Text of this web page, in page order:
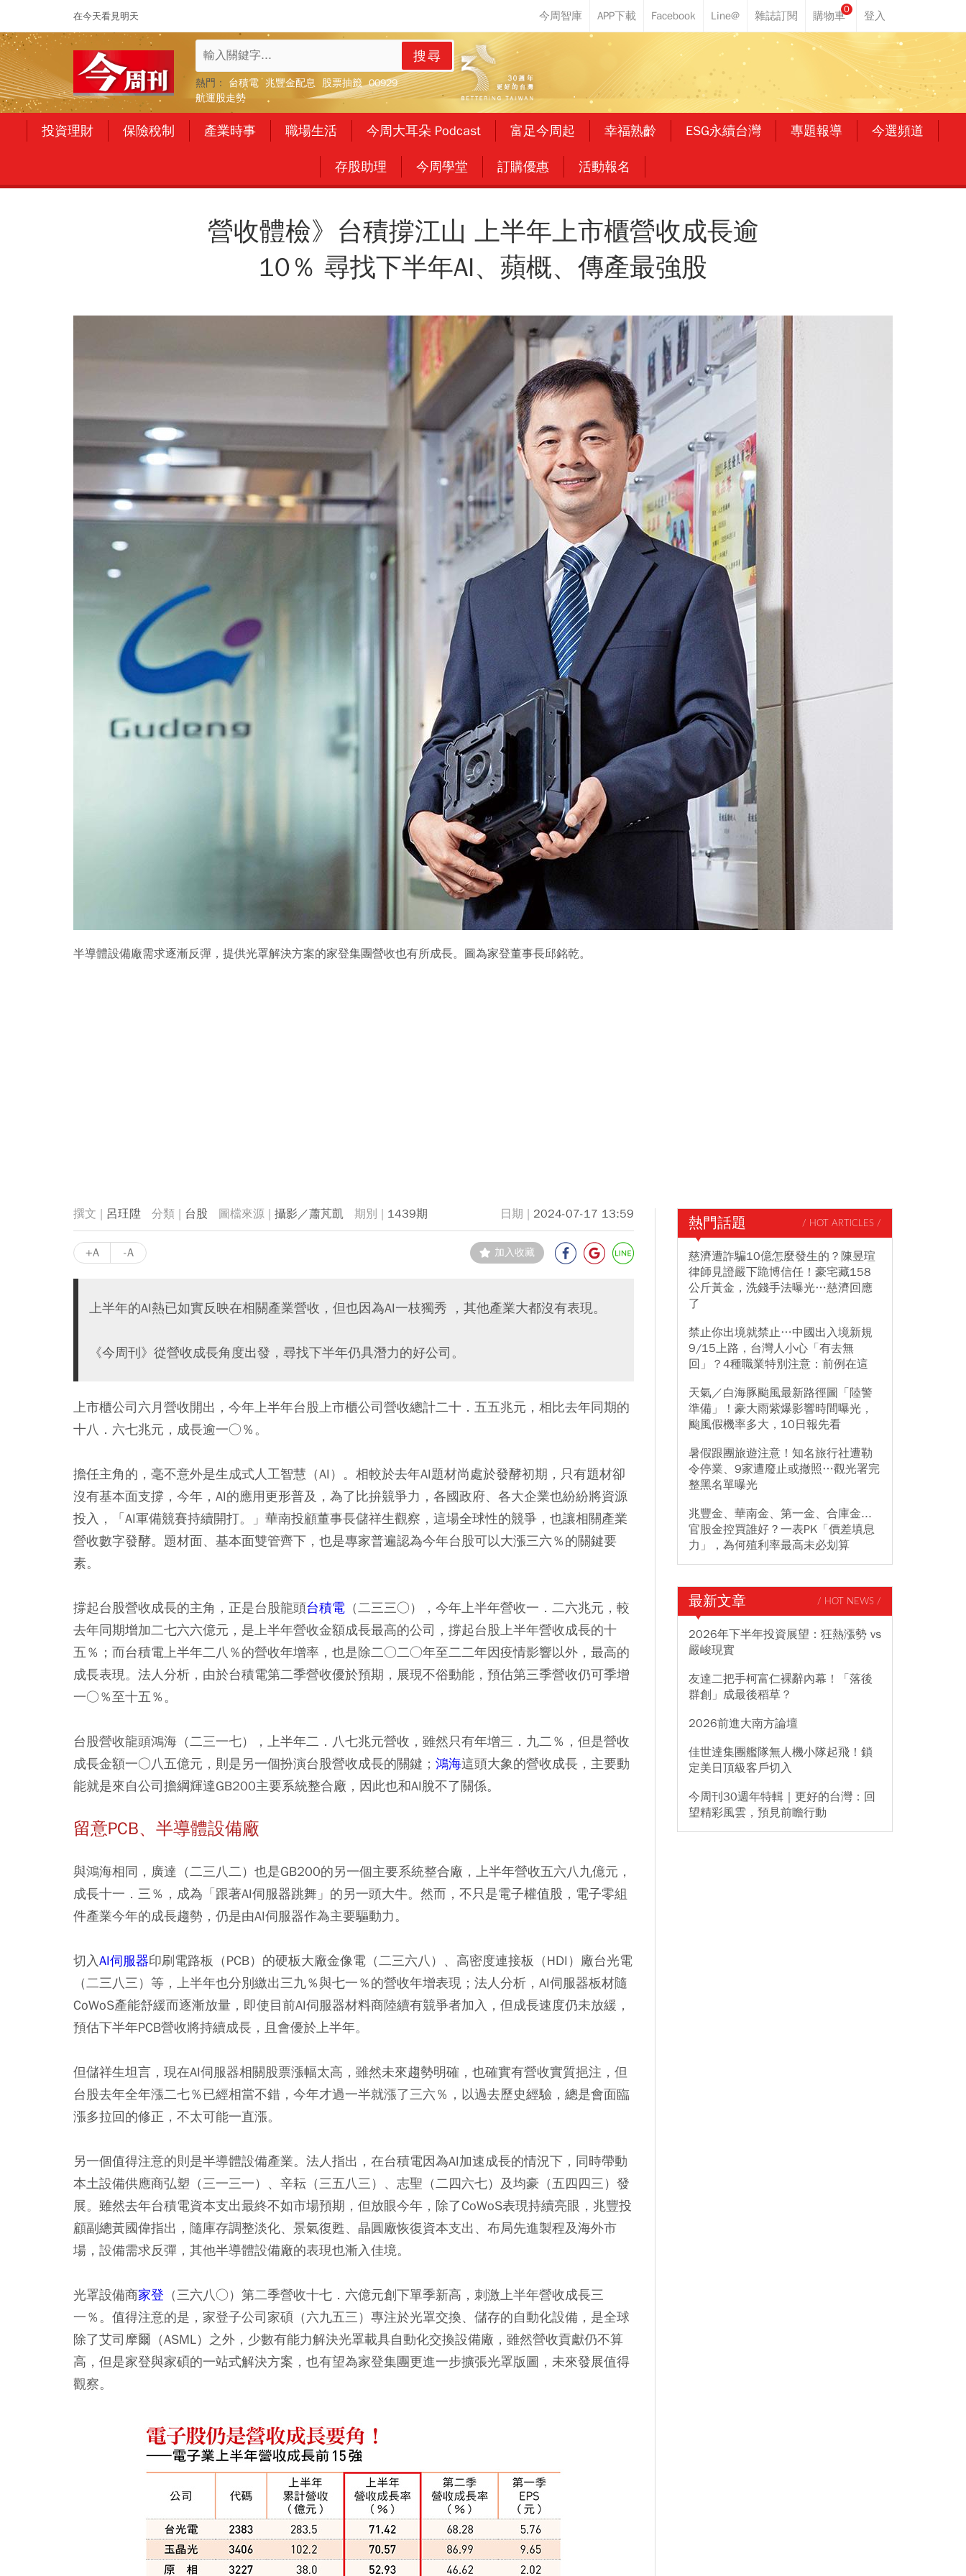
在今天看見明天
0
搜尋
熱門： 台積電 兆豐金配息 股票抽籤 00929
航運股走勢
投資理財 保險稅制 產業時事 職場生活 今周大耳朵 Podcast 富足今周起 幸福熟齡 ESG永續台灣 專題報導 今選頻道
存股助理 今周學堂 訂購優惠 活動報名
營收體檢》台積撐江山 上半年上市櫃營收成長逾
10％ 尋找下半年AI、蘋概、傳產最強股
半導體設備廠需求逐漸反彈，提供光罩解決方案的家登集團營收也有所成長。圖為家登董事長邱銘乾。
呂玨陞 台股 攝影／蕭芃凱 1439期 2024-07-17 13:59
+A -A 加入收藏
上半年的AI熱已如實反映在相關產業營收，但也因為AI一枝獨秀 ，其他產業大都沒有表現。
《今周刊》從營收成長角度出發，尋找下半年仍具潛力的好公司。
上市櫃公司六月營收開出，今年上半年台股上市櫃公司營收總計二十．五五兆元，相比去年同期的
十八．六七兆元，成長逾一○％。
擔任主角的，毫不意外是生成式人工智慧（AI）。相較於去年AI題材尚處於發酵初期，只有題材卻
沒有基本面支撐，今年，AI的應用更形普及，為了比拚競爭力，各國政府、各大企業也紛紛將資源
投入，「AI軍備競賽持續開打。」華南投顧董事長儲祥生觀察，這場全球性的競爭，也讓相關產業
營收數字發酵。題材面、基本面雙管齊下，也是專家普遍認為今年台股可以大漲三六％的關鍵要
素。
撐起台股營收成長的主角，正是台股龍頭台積電 （二三三○），今年上半年營收一．二六兆元，較
去年同期增加二七六六億元，是上半年營收金額成長最高的公司，撐起台股上半年營收成長的十
五％；而台積電上半年二八％的營收年增率，也是除二○二○年至二二年因疫情影響以外，最高的
成長表現。法人分析，由於台積電第二季營收優於預期，展現不俗動能，預估第三季營收仍可季增
一○％至十五％。
台股營收龍頭鴻海（二三一七），上半年二．八七兆元營收，雖然只有年增三．九二％，但是營收
成長金額一○八五億元，則是另一個扮演台股營收成長的關鍵； 鴻海這頭大象的營收成長，主要動
能就是來自公司擔綱輝達GB200主要系統整合廠，因此也和AI脫不了關係。
留意PCB、半導體設備廠
與鴻海相同，廣達（二三八二）也是GB200的另一個主要系統整合廠，上半年營收五六八九億元，
成長十一．三％，成為「跟著AI伺服器跳舞」的另一頭大牛。然而，不只是電子權值股，電子零組
件產業今年的成長趨勢，仍是由AI伺服器作為主要驅動力。
切入AI伺服器印刷電路板（PCB）的硬板大廠金像電（二三六八）、高密度連接板（HDI）廠台光電
（二三八三）等，上半年也分別繳出三九％與七一％的營收年增表現；法人分析，AI伺服器板材隨
CoWoS產能舒緩而逐漸放量，即使目前AI伺服器材料商陸續有競爭者加入，但成長速度仍未放緩，
預估下半年PCB營收將持續成長，且會優於上半年。
但儲祥生坦言，現在AI伺服器相關股票漲幅太高，雖然未來趨勢明確，也確實有營收實質挹注，但
台股去年全年漲二七％已經相當不錯，今年才過一半就漲了三六％，以過去歷史經驗，總是會面臨
漲多拉回的修正，不太可能一直漲。
另一個值得注意的則是半導體設備產業。法人指出，在台積電因為AI加速成長的情況下，同時帶動
本土設備供應商弘塑（三一三一）、辛耘（三五八三）、志聖（二四六七）及均豪（五四四三）發
展。雖然去年台積電資本支出最終不如市場預期，但放眼今年，除了CoWoS表現持續亮眼，兆豐投
顧副總黃國偉指出，隨庫存調整淡化、景氣復甦、晶圓廠恢復資本支出、布局先進製程及海外市
場，設備需求反彈，其他半導體設備廠的表現也漸入佳境。
光罩設備商家登 （三六八○）第二季營收十七．六億元創下單季新高，刺激上半年營收成長三
一％。值得注意的是，家登子公司家碩（六九五三）專注於光罩交換、儲存的自動化設備，是全球
除了艾司摩爾（ASML）之外，少數有能力解決光罩載具自動化交換設備廠，雖然營收貢獻仍不算
高，但是家登與家碩的一站式解決方案，也有望為家登集團更進一步擴張光罩版圖，未來發展值得
觀察。
熱門話題 / HOT ARTICLES /
慈濟遭詐騙10億怎麼發生的？陳昱瑄
律師見證嚴下跪博信任！豪宅藏158
公斤黃金，洗錢手法曝光…慈濟回應
了
禁止你出境就禁止…中國出入境新規
9/15上路，台灣人小心「有去無
回」？4種職業特別注意：前例在這
天氣／白海豚颱風最新路徑圖「陸警
準備」！豪大雨紫爆影響時間曝光，
颱風假機率多大，10日報先看
暑假跟團旅遊注意！知名旅行社遭勒
令停業、9家遭廢止或撤照…觀光署完
整黑名單曝光
兆豐金、華南金、第一金、合庫金...
官股金控買誰好？一表PK「價差填息
力」，為何殖利率最高未必划算
最新文章 / HOT NEWS /
2026年下半年投資展望：狂熱漲勢 vs
嚴峻現實
友達二把手柯富仁裸辭內幕！「落後
群創」成最後稻草？
2026前進大南方論壇
佳世達集團艦隊無人機小隊起飛！鎖
定美日頂級客戶切入
今周刊30週年特輯｜更好的台灣：回
望精彩風雲，預見前瞻行動